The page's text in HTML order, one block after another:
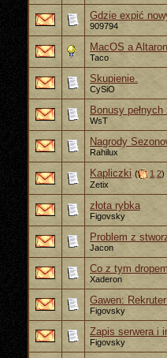
Gdzie expić
909794
MacOS a Altaron
Taco
Skupienie.
CySiO
Bonusy
WsT
Nagrody
Rahilux
Kapliczki ( 1 2)
Zetix
złota rybka
Figovsky
Problem z
Jacon
Co z tym
Xaderon
Gawen:
Figovsky
Zapis serwera i
Figovsky